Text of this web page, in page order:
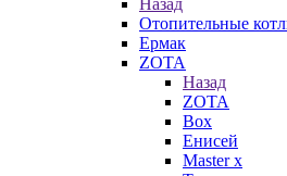
Назад
Отопительные
Ермак
ZOTA
Назад
ZOTA
Box
Енисей
Master x